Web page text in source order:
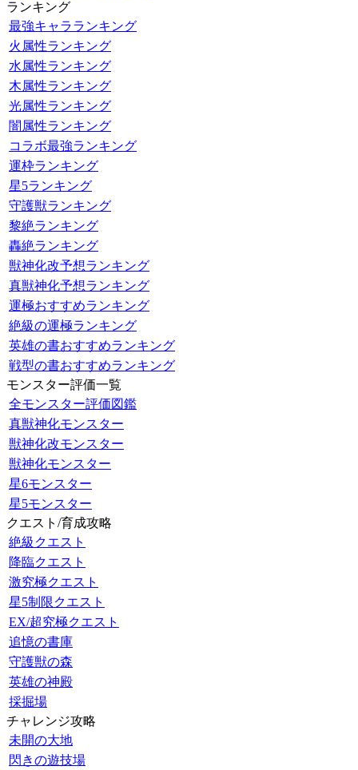
ランキング
最強キャラランキング
火属性ランキング
水属性ランキング
木属性ランキング
光属性ランキング
闇属性ランキング
コラボ最強ランキング
運枠ランキング
星5ランキング
守護獣ランキング
黎絶ランキング
轟絶ランキング
獣神化改予想ランキング
真獣神化予想ランキング
運極おすすめランキング
絶級の運極ランキング
英雄の書おすすめランキング
戦型の書おすすめランキング
モンスター評価一覧
全モンスター評価図鑑
真獣神化モンスター
獣神化改モンスター
獣神化モンスター
星6モンスター
星5モンスター
クエスト/育成攻略
絶級クエスト
降臨クエスト
激究極クエスト
星5制限クエスト
EX/超究極クエスト
追憶の書庫
守護獣の森
英雄の神殿
採掘場
チャレンジ攻略
未開の大地
閃きの遊技場